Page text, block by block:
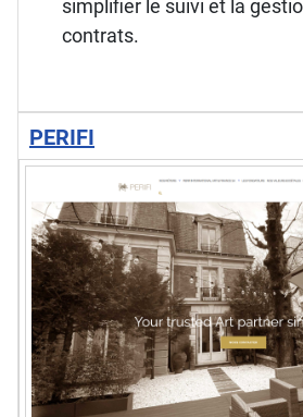
simplifier le suivi et la
contrats.
PERIFI